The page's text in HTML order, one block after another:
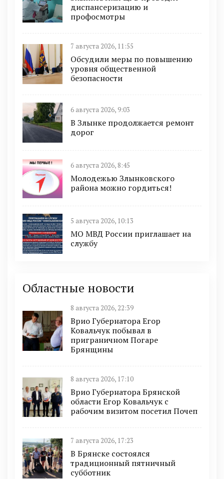
диспансеризацию и
профосмотры
7 августа 2026, 11:55
Обсудили меры по повышению
уровня общественной
безопасности
6 августа 2026, 9:03
В Злынке продолжается ремонт
дорог
6 августа 2026, 8:45
Молодежью Злынковского
района можно гордиться!
5 августа 2026, 10:13
МО МВД России приглашает на
службу
Областные новости
8 августа 2026, 22:39
Врио Губернатора Егор
Ковальчук побывал в
приграничном Погаре
Брянщины
8 августа 2026, 17:10
Врио Губернатора Брянской
области Егор Ковальчук с
рабочим визитом посетил Почеп
7 августа 2026, 17:23
В Брянске состоялся
традиционный пятничный
субботник